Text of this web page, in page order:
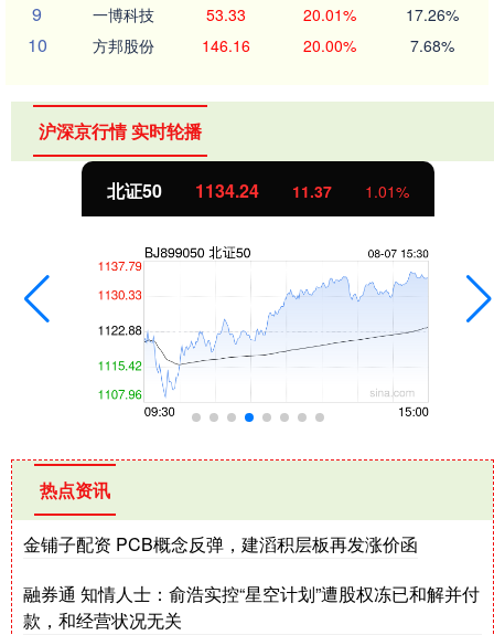
9 一博科技 53.33 20.01% 17.26%
10 方邦股份 146.16 20.00% 7.68%
沪深京行情 实时轮播
北证50 1134.24 11.37 1.01%
热点资讯
金铺子配资 PCB概念反弹，建滔积层板再发涨价函
融券通 知情人士：俞浩实控“星空计划”遭股权冻已和解并付
款，和经营状况无关